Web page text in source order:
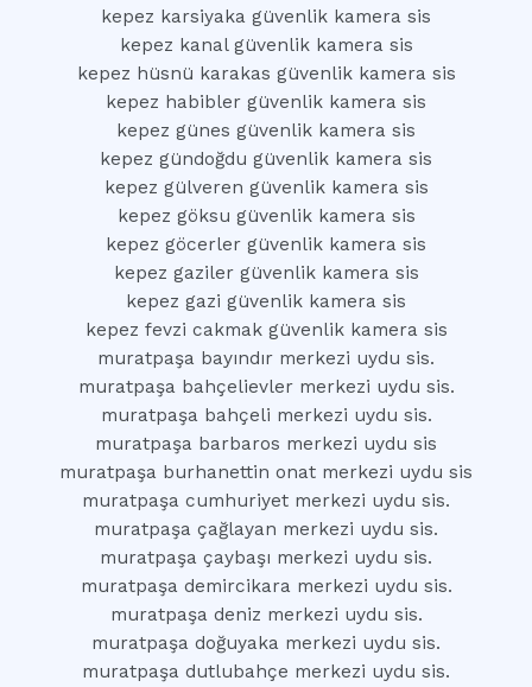
kepez karsiyaka güvenlik kamera sis
kepez kanal güvenlik kamera sis
kepez hüsnü karakas güvenlik kamera sis
kepez habibler güvenlik kamera sis
kepez günes güvenlik kamera sis
kepez gündoğdu güvenlik kamera sis
kepez gülveren güvenlik kamera sis
kepez göksu güvenlik kamera sis
kepez göcerler güvenlik kamera sis
kepez gaziler güvenlik kamera sis
kepez gazi güvenlik kamera sis
kepez fevzi cakmak güvenlik kamera sis
muratpaşa bayındır merkezi uydu sis.
muratpaşa bahçelievler merkezi uydu sis.
muratpaşa bahçeli merkezi uydu sis.
muratpaşa barbaros merkezi uydu sis
muratpaşa burhanettin onat merkezi uydu sis
muratpaşa cumhuriyet merkezi uydu sis.
muratpaşa çağlayan merkezi uydu sis.
muratpaşa çaybaşı merkezi uydu sis.
muratpaşa demircikara merkezi uydu sis.
muratpaşa deniz merkezi uydu sis.
muratpaşa doğuyaka merkezi uydu sis.
muratpaşa dutlubahçe merkezi uydu sis.